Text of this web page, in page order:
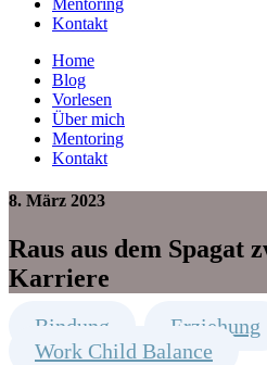
Mentoring
Kontakt
Home
Blog
Vorlesen
Über mich
Mentoring
Kontakt
8. März 2023
Raus aus dem Spagat
Karriere
Bindung Erziehung
Work Child Balance